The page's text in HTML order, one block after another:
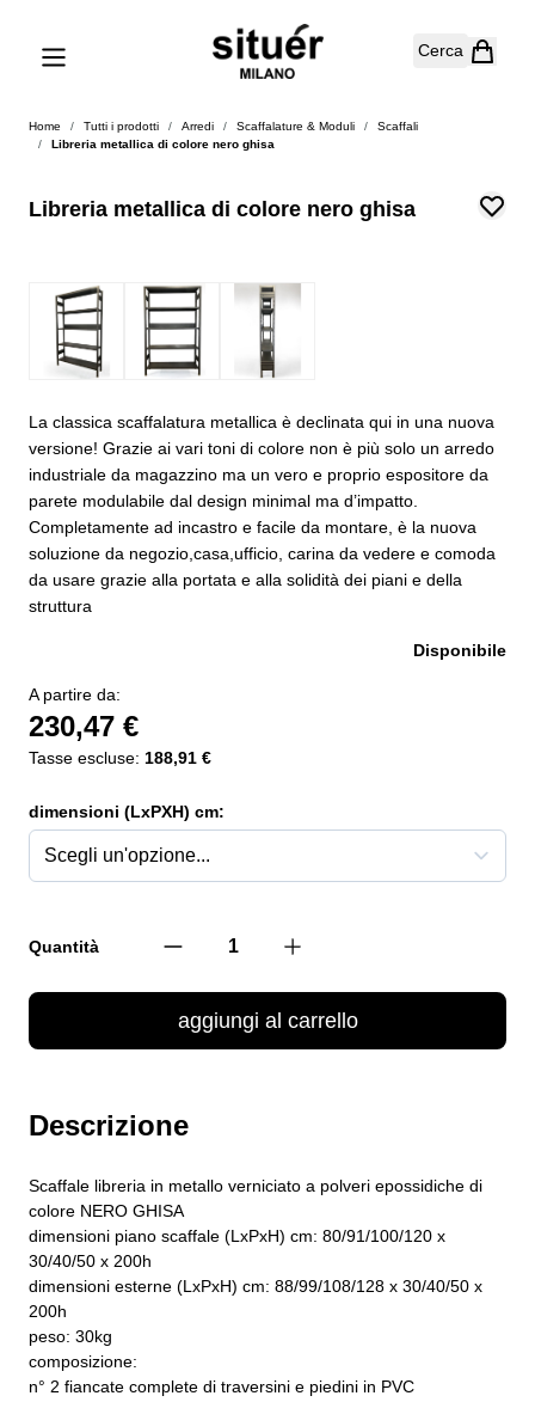
Cerca
Home / Tutti i prodotti / Arredi / Scaffalature & Moduli /
Scaffali
/
Libreria metallica di colore nero ghisa
Libreria metallica di colore nero ghisa
La classica scaffalatura metallica è declinata qui in una nuova
versione! Grazie ai vari toni di colore non è più solo un arredo
industriale da magazzino ma un vero e proprio espositore da
parete modulabile dal design minimal ma d’impatto.
Completamente ad incastro e facile da montare, è la nuova
soluzione da negozio,casa,ufficio, carina da vedere e comoda
da usare grazie alla portata e alla solidità dei piani e della
struttura
Disponibile
A partire da:
230,47 €
Tasse escluse: 188,91 €
dimensioni (LxPXH) cm:
Quantità
aggiungi al carrello
Descrizione
Scaffale libreria in metallo verniciato a polveri epossidiche di
colore NERO GHISA
dimensioni piano scaffale (LxPxH) cm: 80/91/100/120 x
30/40/50 x 200h
dimensioni esterne (LxPxH) cm: 88/99/108/128 x 30/40/50 x
200h
peso: 30kg
composizione:
n° 2 fiancate complete di traversini e piedini in PVC